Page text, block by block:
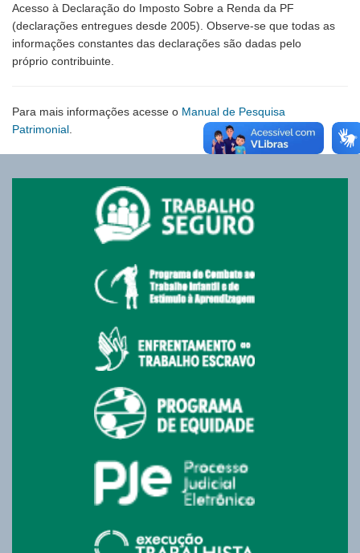
Acesso à Declaração do Imposto Sobre a Renda da PF
(declarações entregues desde 2005). Observe-se que todas as
informações constantes das declarações são dadas pelo
próprio contribuinte.
Para mais informações acesse o Manual de Pesquisa
Patrimonial